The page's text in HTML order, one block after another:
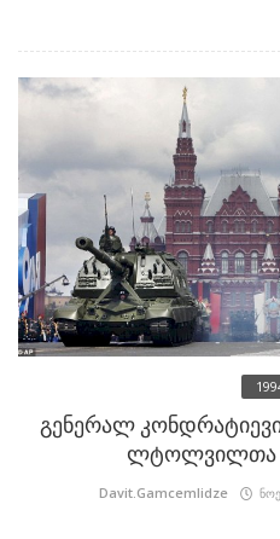
გენერალ
ლტოლვილთა
Davit.Gamcemlidze